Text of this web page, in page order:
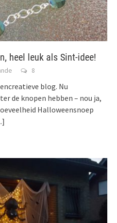
heel leuk als Sint-idee!
8
blog. Nu
de knopen hebben – nou ja,
Halloweensnoep